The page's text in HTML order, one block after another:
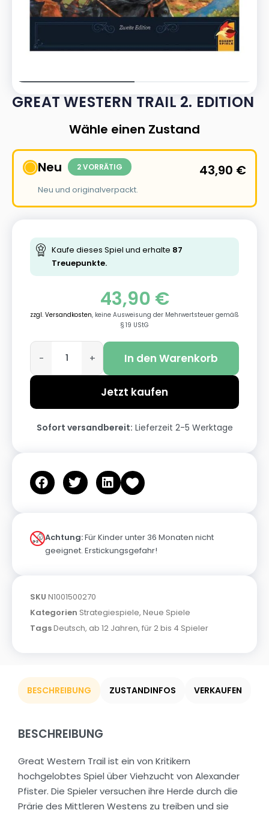
GREAT WESTERN TRAIL 2. EDITION
Wähle einen Zustand
Neu 2 VORRÄTIG
Neu und originalverpackt.
43,90 €
Kaufe dieses Spiel und erhalte 87
Treuepunkte.
43,90 €
zzgl. Versandkosten, keine Ausweisung der Mehrwertsteuer gemäß
§ 19 UStG
- + In den Warenkorb
Jetzt kaufen
Sofort versandbereit: Lieferzeit 2-5 Werktage
Achtung:Für Kinder unter 36 Monaten nicht
geeignet. Erstickungsgefahr!
SKU N1001500270
Kategorien Strategiespiele, Neue Spiele
TagsDeutsch, ab 12 Jahren, für 2 bis 4 Spieler
BESCHREIBUNG ZUSTANDINFOS VERKAUFEN
BESCHREIBUNG
Great Western Trail ist ein von Kritikern
hochgelobtes Spiel über Viehzucht von Alexander
Pfister. Die Spieler versuchen ihre Herde durch die
Prärie des Mittleren Westens zu treiben und sie